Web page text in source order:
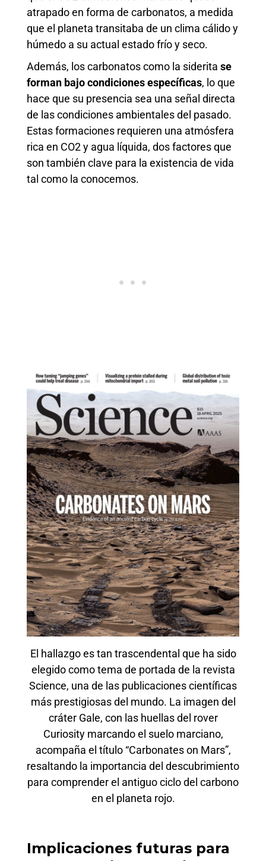
atrapado en forma de carbonatos, a medida
que el planeta transitaba de un clima cálido y
húmedo a su actual estado frío y seco.
Además, los carbonatos como la siderita se
forman bajo condiciones específicas, lo que
hace que su presencia sea una señal directa
de las condiciones ambientales del pasado.
Estas formaciones requieren una atmósfera
rica en CO2 y agua líquida, dos factores que
son también clave para la existencia de vida
tal como la conocemos.
El hallazgo es tan trascendental que ha sido
elegido como tema de portada de la revista
Science, una de las publicaciones científicas
más prestigiosas del mundo. La imagen del
cráter Gale, con las huellas del rover
Curiosity marcando el suelo marciano,
acompaña el título “Carbonates on Mars”,
resaltando la importancia del descubrimiento
para comprender el antiguo ciclo del carbono
en el planeta rojo.
Implicaciones futuras para